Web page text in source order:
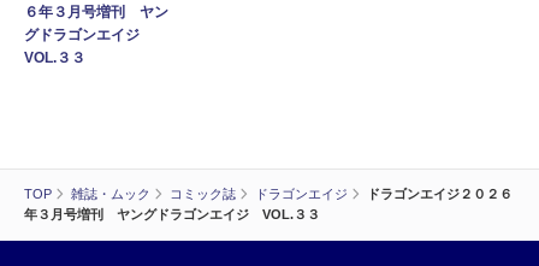
TOP 雑誌・ムック コミック誌 ドラゴンエイジ
ドラゴンエイジ２０２６
年３月号増刊 ヤングドラゴンエイジ VOL.３３
６年３月号増刊 ヤン
グドラゴンエイジ
VOL.３３